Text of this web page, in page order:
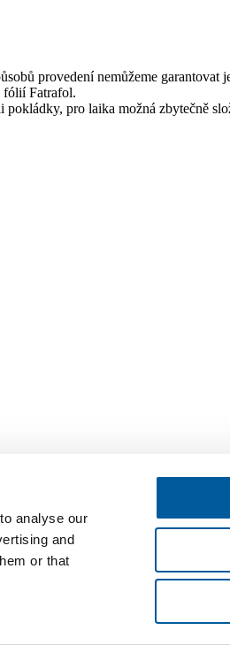
analyse our
and
or that
provedení nemůžeme garantovat
fólií Fatrafol.
pro laika možná zbytečně